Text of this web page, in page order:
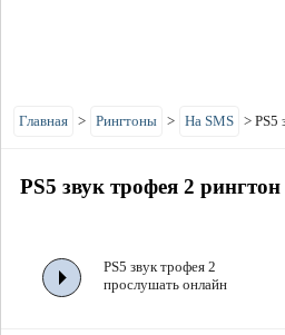
Главная > Рингтоны > На SMS > PS5
PS5 звук трофея 2
PS5 звук трофея 2
прослушать онлайн